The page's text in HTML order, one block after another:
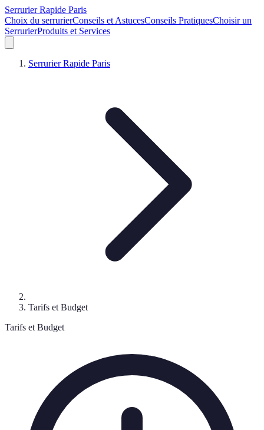
Serrurier Rapide Paris
Choix du serrurierConseils et AstucesConseils PratiquesChoisir un
SerrurierProduits et Services
Serrurier Rapide Paris
Tarifs et Budget
Tarifs et Budget